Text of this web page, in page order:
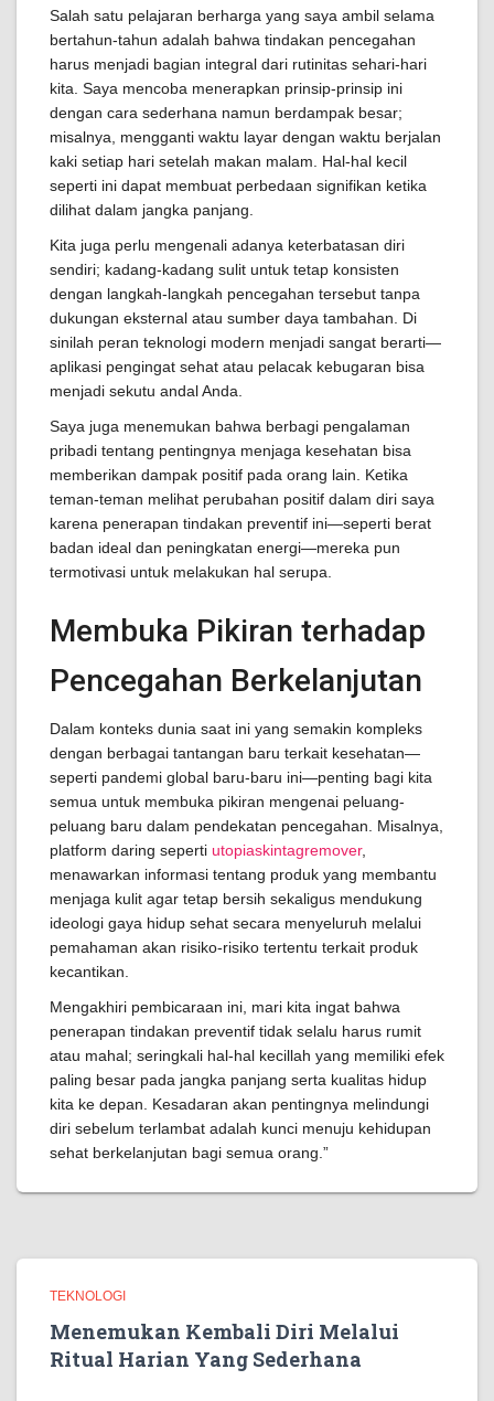
Salah satu pelajaran berharga yang saya ambil selama
bertahun-tahun adalah bahwa tindakan pencegahan
harus menjadi bagian integral dari rutinitas sehari-hari
kita. Saya mencoba menerapkan prinsip-prinsip ini
dengan cara sederhana namun berdampak besar;
misalnya, mengganti waktu layar dengan waktu berjalan
kaki setiap hari setelah makan malam. Hal-hal kecil
seperti ini dapat membuat perbedaan signifikan ketika
dilihat dalam jangka panjang.
Kita juga perlu mengenali adanya keterbatasan diri
sendiri; kadang-kadang sulit untuk tetap konsisten
dengan langkah-langkah pencegahan tersebut tanpa
dukungan eksternal atau sumber daya tambahan. Di
sinilah peran teknologi modern menjadi sangat berarti—
aplikasi pengingat sehat atau pelacak kebugaran bisa
menjadi sekutu andal Anda.
Saya juga menemukan bahwa berbagi pengalaman
pribadi tentang pentingnya menjaga kesehatan bisa
memberikan dampak positif pada orang lain. Ketika
teman-teman melihat perubahan positif dalam diri saya
karena penerapan tindakan preventif ini—seperti berat
badan ideal dan peningkatan energi—mereka pun
termotivasi untuk melakukan hal serupa.
Membuka Pikiran terhadap
Pencegahan Berkelanjutan
Dalam konteks dunia saat ini yang semakin kompleks
dengan berbagai tantangan baru terkait kesehatan—
seperti pandemi global baru-baru ini—penting bagi kita
semua untuk membuka pikiran mengenai peluang-
peluang baru dalam pendekatan pencegahan. Misalnya,
platform daring seperti utopiaskintagremover,
menawarkan informasi tentang produk yang membantu
menjaga kulit agar tetap bersih sekaligus mendukung
ideologi gaya hidup sehat secara menyeluruh melalui
pemahaman akan risiko-risiko tertentu terkait produk
kecantikan.
Mengakhiri pembicaraan ini, mari kita ingat bahwa
penerapan tindakan preventif tidak selalu harus rumit
atau mahal; seringkali hal-hal kecillah yang memiliki efek
paling besar pada jangka panjang serta kualitas hidup
kita ke depan. Kesadaran akan pentingnya melindungi
diri sebelum terlambat adalah kunci menuju kehidupan
sehat berkelanjutan bagi semua orang.”
TEKNOLOGI
Menemukan Kembali Diri Melalui
Ritual Harian Yang Sederhana